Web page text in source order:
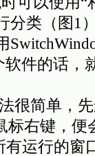
分类（图1
软件的话，
简单，先
右键，便
运行的窗